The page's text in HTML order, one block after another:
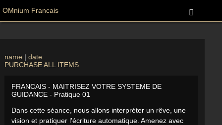
OMnium Francais
name | date
PURCHASE ALL ITEMS
FRANCAIS - MAITRISEZ VOTRE SYSTEME DE
GUIDANCE - Pratique 01
Dans cette séance, nous allons interpréter un rêve, une
vision et pratiquer l'écriture automatique. Amenez avec